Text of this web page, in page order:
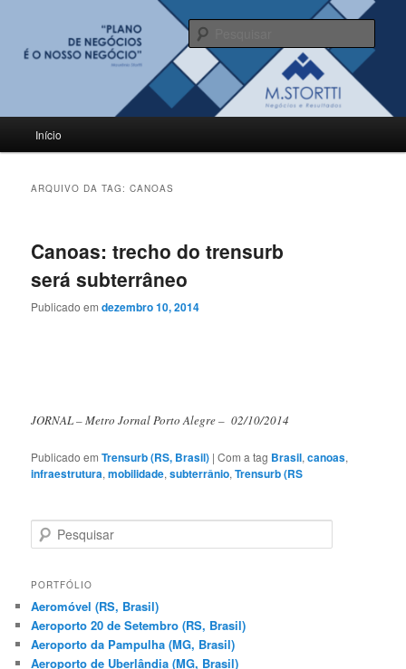
BLOG M.Stortti
principal
Início
ARQUIVO DA TAG:CANOAS
Canoas: trecho do trensurb
será subterrâneo
Publicado emdezembro 10, 2014
JORNAL – Metro Jornal Porto Alegre – 02/10/2014
Publicado em Trensurb (RS, Brasil) |Com a tag Brasil,canoas,
infraestrutura,mobilidade,subterrânio,Trensurb (RS
e
q
i
s
a
PORTFÓLIO
Aeromóvel (RS, Brasil)
Aeroporto 20 de Setembro (RS, Brasil)
Aeroporto da Pampulha (MG, Brasil)
Aeroporto de Uberlândia (MG, Brasil)